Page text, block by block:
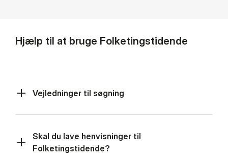
Hjælp til at bruge Folketingstidende
Vejledninger til søgning
Skal du lave henvisninger til
Folketingstidende?